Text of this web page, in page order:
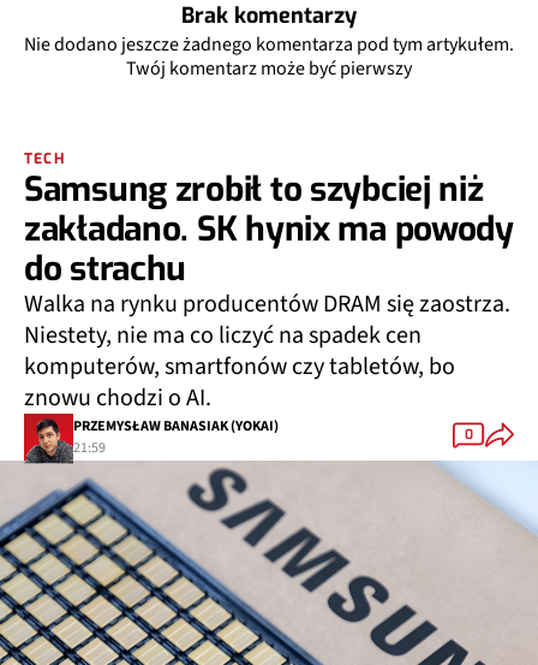
Brak komentarzy
Nie dodano jeszcze żadnego komentarza pod tym artykułem.
Twój komentarz może być pierwszy
TECH
Samsung zrobił to szybciej niż
zakładano. SK hynix ma powody
do strachu
Walka na rynku producentów DRAM się zaostrza.
Niestety, nie ma co liczyć na spadek cen
komputerów, smartfonów czy tabletów, bo
znowu chodzi o AI.
PRZEMYSŁAW BANASIAK (YOKAI)
21:59
0